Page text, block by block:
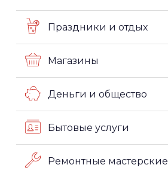
Праздники и отдых
Магазины
Деньги и общество
Бытовые услуги
Ремонтные мастерские